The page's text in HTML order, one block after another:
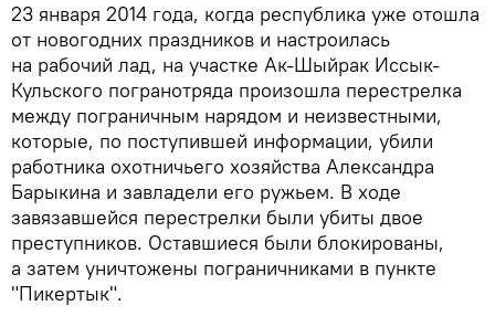
23 января 2014 года, когда республика уже отошла
от новогодних праздников и настроилась
на рабочий лад, на участке Ак-Шыйрак Иссык-
Кульского погранотряда произошла перестрелка
между пограничным нарядом и неизвестными,
которые, по поступившей информации, убили
работника охотничьего хозяйства Александра
Барыкина и завладели его ружьем. В ходе
завязавшейся перестрелки были убиты двое
преступников. Оставшиеся были блокированы,
а затем уничтожены пограничниками в пункте
"Пикертык".